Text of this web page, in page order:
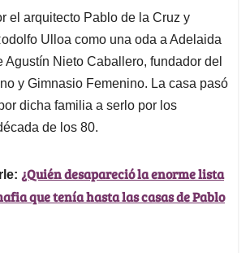
el arquitecto Pablo de la Cruz y
Ulloa como una oda a Adelaida
Agustín Nieto Caballero, fundador del
y Gimnasio Femenino. La casa pasó
dicha familia a serlo por los
de los 80.
¿Quién desapareció la enorme lista
que tenía hasta las casas de Pablo